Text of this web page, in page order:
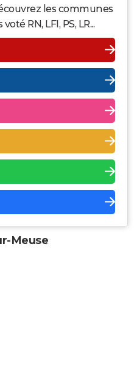
les communes
RN, LFI, PS, LR...
Meuse